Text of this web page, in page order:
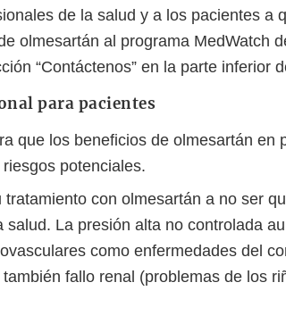
de la salud y a los pacientes a
olmesartán al programa MedWatch
“Contáctenos” en la parte inferior
para pacientes
que los beneficios de olmesartán en
potenciales.
tratamiento con olmesartán a no ser
salud. La presión alta no controlada
como enfermedades del
fallo renal (problemas de los